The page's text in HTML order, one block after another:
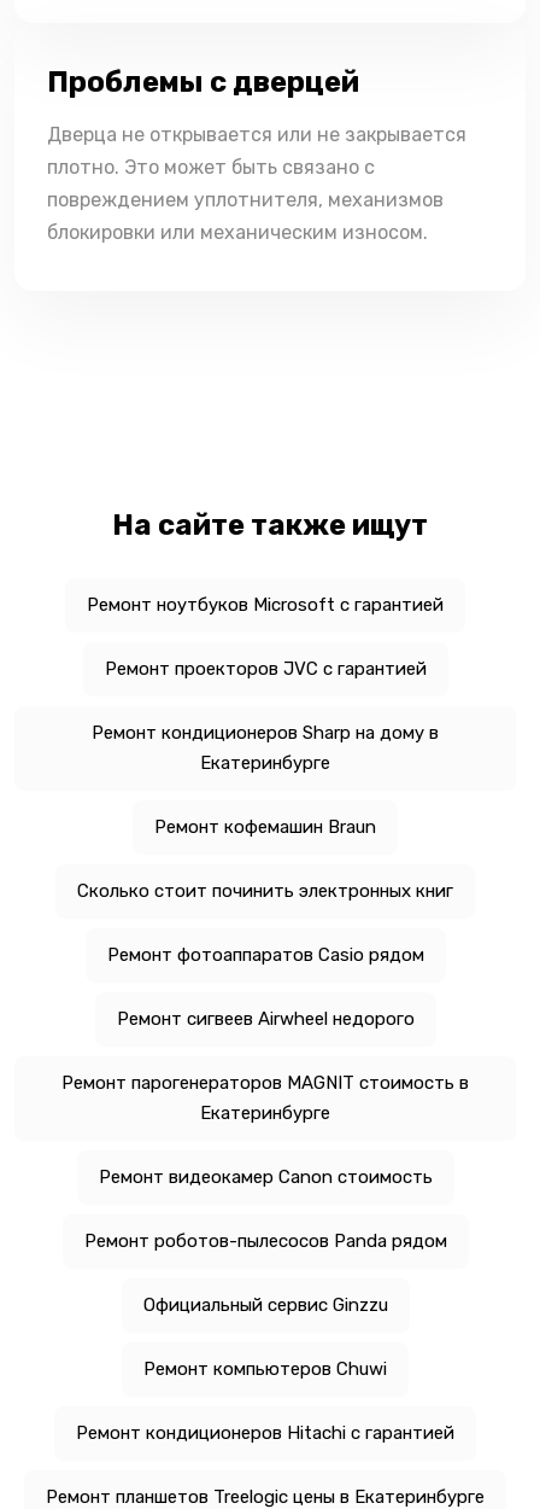
Проблемы с дверцей
Дверца не открывается или не закрывается
плотно. Это может быть связано с
повреждением уплотнителя, механизмов
блокировки или механическим износом.
На сайте также ищут
Ремонт ноутбуков Microsoft с гарантией
Ремонт проекторов JVC с гарантией
Ремонт кондиционеров Sharp на дому в
Екатеринбурге
Ремонт кофемашин Braun
Сколько стоит починить электронных книг
Ремонт фотоаппаратов Casio рядом
Ремонт сигвеев Airwheel недорого
Ремонт парогенераторов MAGNIT стоимость в
Екатеринбурге
Ремонт видеокамер Canon стоимость
Ремонт роботов-пылесосов Panda рядом
Официальный сервис Ginzzu
Ремонт компьютеров Chuwi
Ремонт кондиционеров Hitachi с гарантией
Ремонт планшетов Treelogic цены в Екатеринбурге